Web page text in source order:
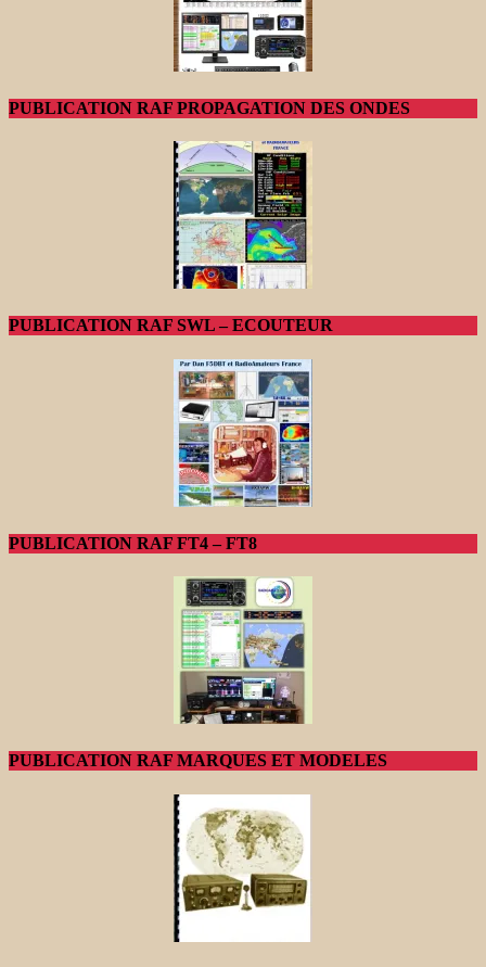
PUBLICATION RAF PROPAGATION DES ONDES
PUBLICATION RAF SWL – ECOUTEUR
PUBLICATION RAF FT4 – FT8
PUBLICATION RAF MARQUES ET MODELES